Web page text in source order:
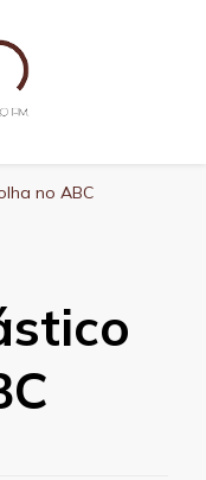
no ABC